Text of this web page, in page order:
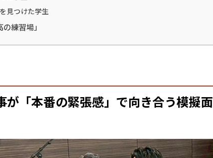
見つけた学生
練習場」
が「本番の緊張感」で向き合う模擬面